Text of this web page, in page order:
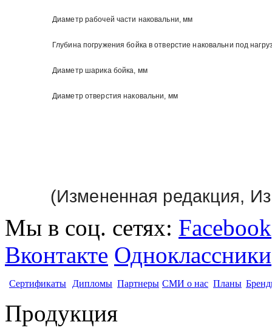
Диаметр рабочей части наковальни, мм
Глубина погружения бойка в отверстие наковальни под
Диаметр шарика бойка, мм
Диаметр отверстия наковальни, мм
(Измененная редакция,
Мы в соц. сетях: Facebook
Вконтакте Одноклассники
Сертификаты Дипломы Партнеры СМИ о нас Планы
Продукция